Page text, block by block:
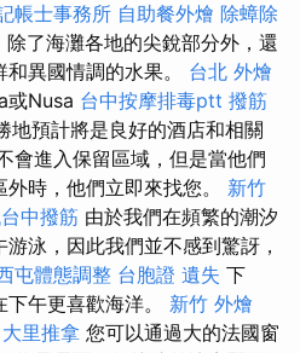
帳士事務所 自助餐外燴 除蟑除
除了海灘各地的尖銳部分外，還
異國情調的水果。 台北 外燴
或Nusa 台中按摩排毒ptt 撥筋
地預計將是良好的酒店和相關
會進入保留區域，但是當他們
時，他們立即來找您。 新竹
中撥筋 由於我們在頻繁的潮汐
泳，因此我們並不感到驚訝，
屯體態調整 台胞證 遺失 下
午更喜歡海洋。 新竹 外燴
大里推拿 您可以通過大的法國窗